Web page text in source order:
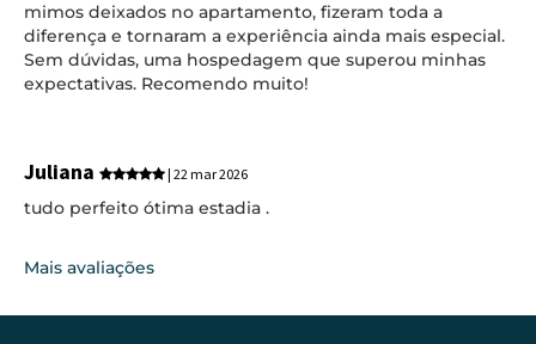
mimos deixados no apartamento, fizeram toda a
diferença e tornaram a experiência ainda mais especial.
Sem dúvidas, uma hospedagem que superou minhas
expectativas. Recomendo muito!
Juliana | 22 mar 2026
tudo perfeito ótima estadia .
Mais avaliações